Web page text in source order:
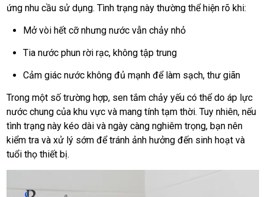
ứng nhu cầu sử dụng. Tình trạng này thường thể hiện rõ khi:
Mở vòi hết cỡ nhưng nước vẫn chảy nhỏ
Tia nước phun rời rạc, không tập trung
Cảm giác nước không đủ mạnh để làm sạch, thư giãn
Trong một số trường hợp, sen tắm chảy yếu có thể do áp lực
nước chung của khu vực và mang tính tạm thời. Tuy nhiên, nếu
tình trạng này kéo dài và ngày càng nghiêm trọng, bạn nên
kiểm tra và xử lý sớm để tránh ảnh hưởng đến sinh hoạt và
tuổi thọ thiết bị.